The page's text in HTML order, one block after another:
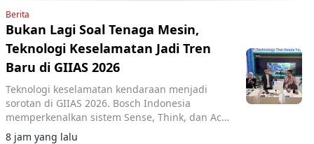
Berita
Bukan Lagi Soal Tenaga Mesin,
Teknologi Keselamatan Jadi Tren
Baru di GIIAS 2026
Teknologi keselamatan kendaraan menjadi
sorotan di GIIAS 2026. Bosch Indonesia
memperkenalkan sistem Sense, Think, dan Act
yang membantu pengemudi.
8 jam yang lalu